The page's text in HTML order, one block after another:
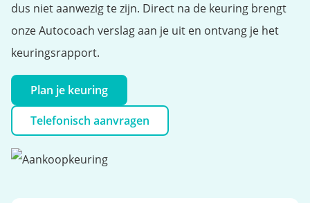
dus niet aanwezig te zijn. Direct na de keuring brengt
onze Autocoach verslag aan je uit en ontvang je het
keuringsrapport.
Plan je keuring
Telefonisch aanvragen